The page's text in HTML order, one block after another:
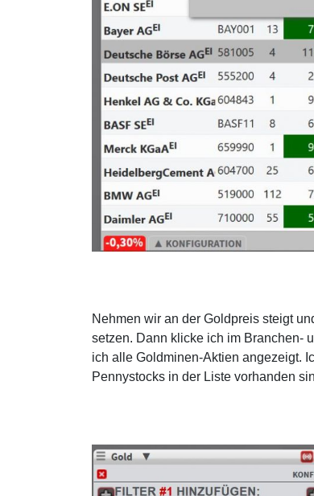
Nehmen wir an der Goldpreis steigt
setzen. Dann klicke ich im Branchen-
ich alle Goldminen-Aktien angezeigt.
Pennystocks in der Liste vorhanden